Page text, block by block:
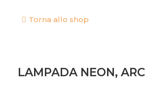
Torna allo shop
LAMPADA NEON,